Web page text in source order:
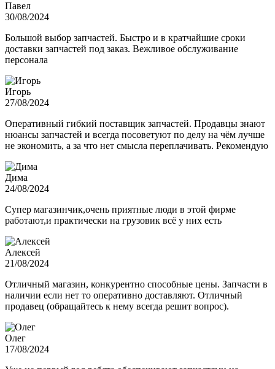
Павел
30/08/2024
Большой выбор запчастей. Быстро и в кратчайшие сроки
доставки запчастей под заказ. Вежливое обслуживание
персонала
Игорь
27/08/2024
Оперативный гибкий поставщик запчастей. Продавцы знают
нюансы запчастей и всегда посоветуют по делу на чём лучше
не экономить, а за что нет смысла переплачивать. Рекомендую
Дима
24/08/2024
Супер магазинчик,очень приятные люди в этой фирме
работают,и практически на грузовик всё у них есть
Алексей
21/08/2024
Отличный магазин, конкурентно способные цены. Запчасти в
наличии если нет то оперативно доставляют. Отличный
продавец (обращайтесь к нему всегда решит вопрос).
Олег
17/08/2024